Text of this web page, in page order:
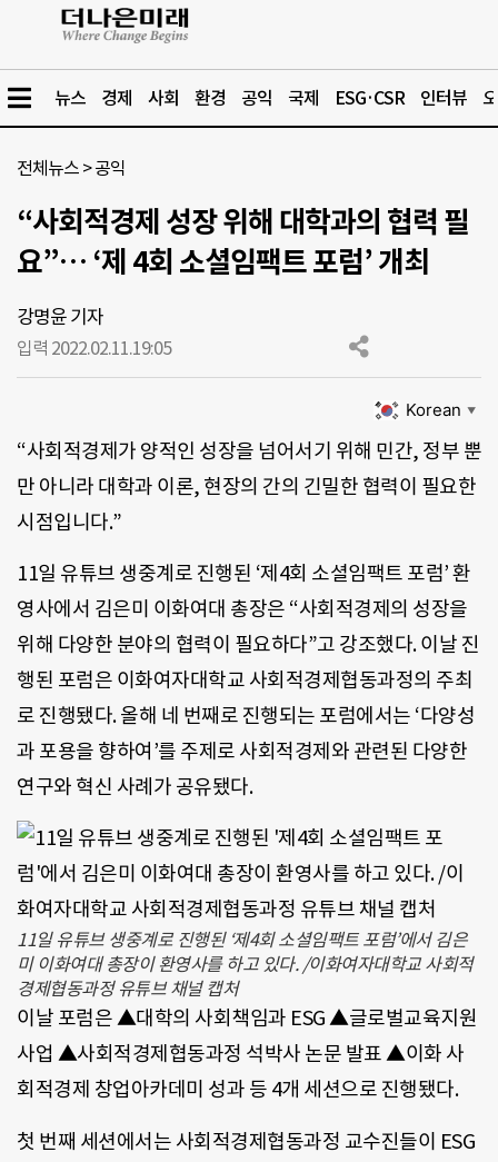
뉴스 경제 사회 환경 공익 국제 ESG·CSR 인터뷰
전체뉴스 >공익
“사회적경제 성장 위해 대학과의 협력 필
요”… ‘제 4회 소셜임팩트 포럼’ 개최
강명윤 기자
입력 2022.02.11.19:05
Korean ▼
“사회적경제가 양적인 성장을 넘어서기 위해 민간, 정부 뿐
만 아니라 대학과 이론, 현장의 간의 긴밀한 협력이 필요한
시점입니다.”
11일 유튜브 생중계로 진행된 ‘제4회 소셜임팩트 포럼’ 환
영사에서 김은미 이화여대 총장은 “사회적경제의 성장을
위해 다양한 분야의 협력이 필요하다”고 강조했다. 이날 진
행된 포럼은 이화여자대학교 사회적경제협동과정의 주최
로 진행됐다. 올해 네 번째로 진행되는 포럼에서는 ‘다양성
과 포용을 향하여’를 주제로 사회적경제와 관련된 다양한
연구와 혁신 사례가 공유됐다.
11일 유튜브 생중계로 진행된 ‘제4회 소셜임팩트 포럼’에서 김은
미 이화여대 총장이 환영사를 하고 있다. /이화여자대학교 사회적
경제협동과정 유튜브 채널 캡처
이날 포럼은 ▲대학의 사회책임과 ESG ▲글로벌교육지원
사업 ▲사회적경제협동과정 석박사 논문 발표 ▲이화 사
회적경제 창업아카데미 성과 등 4개 세션으로 진행됐다.
첫 번째 세션에서는 사회적경제협동과정 교수진들이 ESG